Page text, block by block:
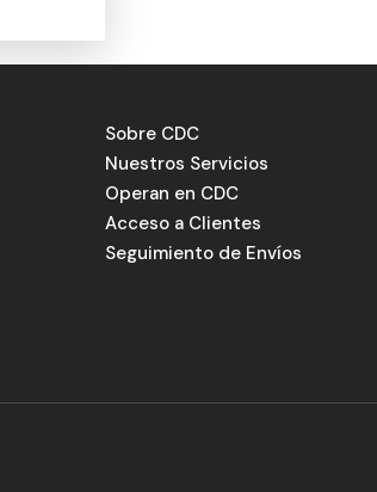
Sobre CDC
Nuestros Servicios
Operan en CDC
Acceso a Clientes
Seguimiento de Envíos